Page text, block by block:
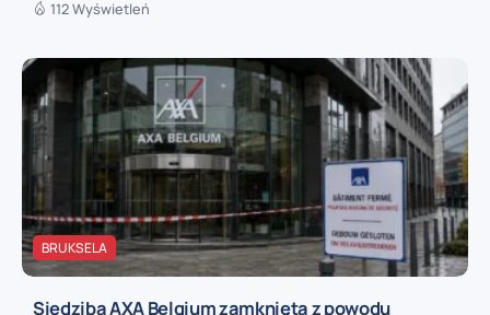
112 Wyświetleń
BRUKSELA
Siedziba AXA Belgium zamknięta z powodu